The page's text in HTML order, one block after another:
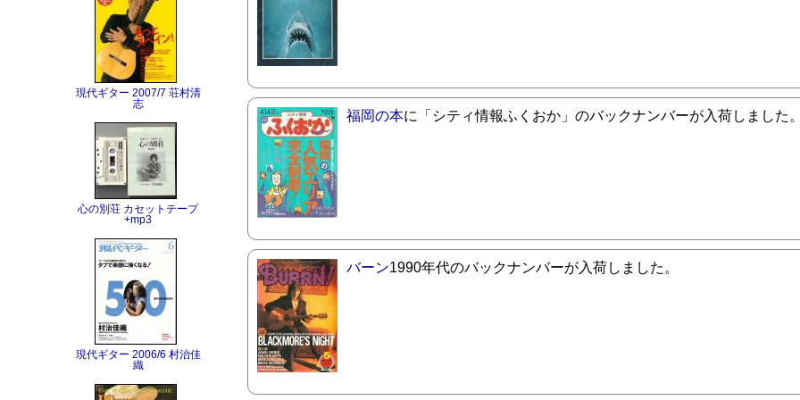
現代ギター 2007/7 荘村清
志
心の別荘 カセットテープ
+mp3
現代ギター 2006/6 村治佳
織
福岡の本に「シティ情報ふくおか」のバックナンバーが入荷しました
バーン1990年代のバックナンバーが入荷しました。